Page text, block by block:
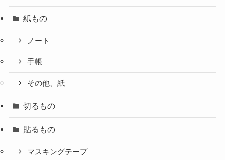
紙もの
ノート
手帳
その他、紙
切るもの
貼るもの
マスキングテープ